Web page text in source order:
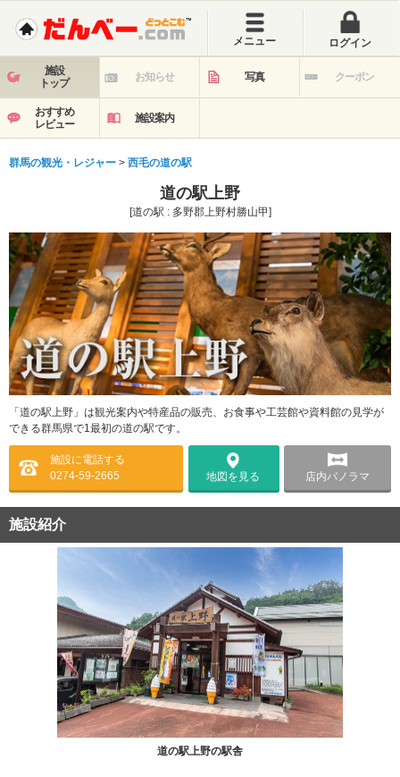
メニュー ログイン
施設
トップ
お知らせ 写真 クーポン
おすすめ
レビュー
施設案内
群馬の観光・レジャー > 西毛の道の駅
道の駅上野
[道の駅 : 多野郡上野村勝山甲]
「道の駅上野」は観光案内や特産品の販売、お食事や工芸館や資料館の見学が
できる群馬県で1最初の道の駅です。
施設に電話する
0274-59-2665
地図を見る 店内パノラマ
施設紹介
道の駅上野の駅舎